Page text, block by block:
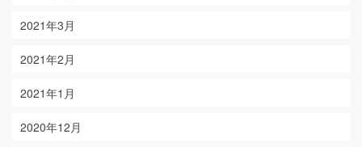
2021年3月
2021年2月
2021年1月
2020年12月